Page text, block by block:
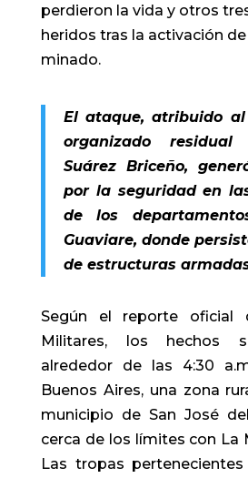
perdieron la vida y otros
heridos tras la activación
minado.
El ataque, atribuido
organizado residual
Suárez Briceño,
por la seguridad en
de los
Guaviare, donde
de estructuras
Según el reporte oficial
Militares, los hechos
alrededor de las 4:30
Buenos Aires, una zona
municipio de San José
cerca de los límites con La
Las tropas